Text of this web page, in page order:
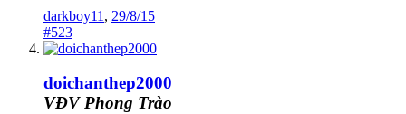
darkboy11 , 29/8/15
#523
doichanthep2000
VĐV Phong Trào